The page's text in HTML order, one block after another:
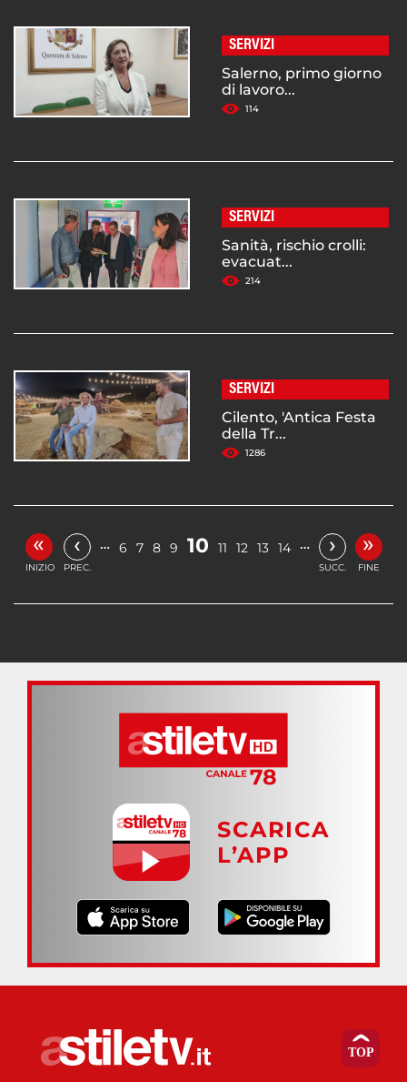
SERVIZI
Salerno, primo giorno
di lavoro...
114
SERVIZI
Sanità, rischio crolli:
evacuat...
214
SERVIZI
Cilento, 'Antica Festa
della Tr...
1286
«
INIZIO
‹
PREC.
… 6 7 8 9 10 11 12 13 14 … ›
SUCC.
»
FINE
SCARICA
L’APP